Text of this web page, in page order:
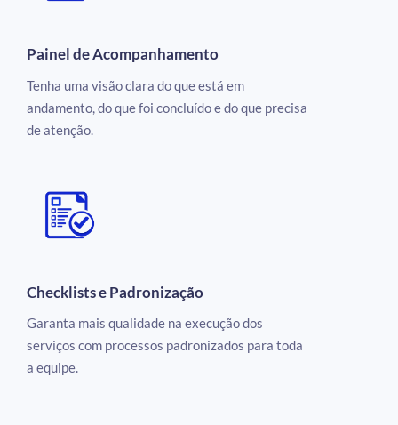
Painel de Acompanhamento
Tenha uma visão clara do que está em
andamento, do que foi concluído e do que precisa
de atenção.
Checklists e Padronização
Garanta mais qualidade na execução dos
serviços com processos padronizados para toda
a equipe.